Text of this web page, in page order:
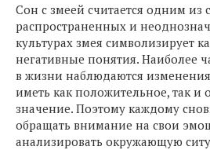
Сон с змеей считается одним из
распространенных и
культурах змея символизирует
негативные понятия. Наиболее
в жизни наблюдаются
иметь как положительное, так и
значение. Поэтому каждому
обращать внимание на свои
анализировать окружающую